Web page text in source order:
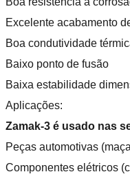
Excelente acabamento
Boa condutividade
Baixo ponto de fusão
Baixa estabilidade
Aplicações:
Zamak-3 é usado nas
Peças automotivas
Componentes elétricos